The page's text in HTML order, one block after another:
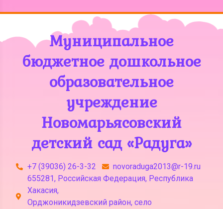
Муниципальное
бюджетное дошкольное
образовательное
учреждение
Новомарьясовский
детский сад «Радуга»
+7 (39036) 26-3-32
novoraduga2013@r-19.ru
655281, Российская Федерация, Республика
Хакасия,
Орджоникидзевский район, село